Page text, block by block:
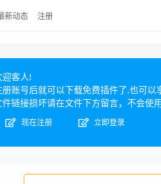
新动态 注册
迎客人!
册账号后就可以下载免费插件了.也可以
件链接损坏请在文件下方留言，不会使
现在注册 立即登录